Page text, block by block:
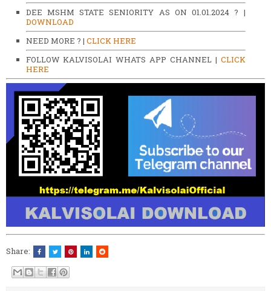
DEE MSHM STATE SENIORITY AS ON 01.01.2024 ? |
DOWNLOAD
NEED MORE ? | CLICK HERE
FOLLOW KALVISOLAI WHATS APP CHANNEL | CLICK
HERE
Share: